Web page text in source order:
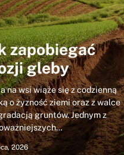
zapobiegać
gleby
na wsi wiąże się z codzienną
o żyzność ziemi oraz z walce
gruntów. Jednym z
2026